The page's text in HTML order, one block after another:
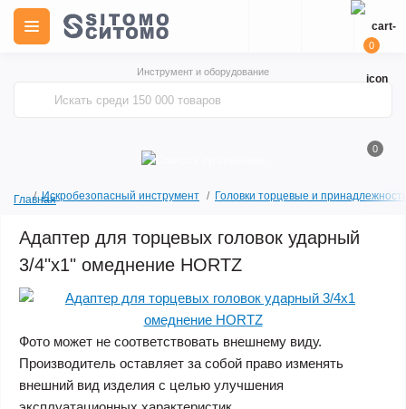
Инструмент и оборудование
0
0
ГлавнаяИскробезопасный инструмент Головки торцевые и
Адаптер для торцевых головок ударный
3/4"х1" омеднение HORTZ
Акция
Фото может не соответствовать внешнему виду.
Производитель оставляет за собой право изменять
внешний вид изделия с целью улучшения